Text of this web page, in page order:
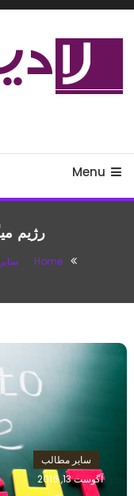
Skip
Menu
رژیم
Home
سایر مطالب
آگوست 13, 2016